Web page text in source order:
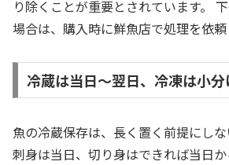
り除くことが重要とされています。
場合は、購入時に鮮魚店で処理を依頼
冷蔵は当日〜翌日、冷凍は小
魚の冷蔵保存は、長く置く前提にしな
刺身は当日、切り身はできれば当日